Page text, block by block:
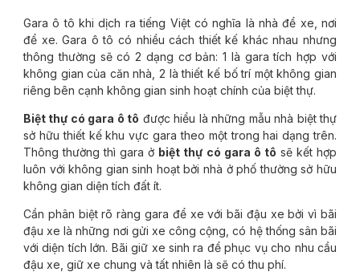
Gara ô tô khi dịch ra tiếng Việt có nghĩa là nhà để xe, nơi
để xe. Gara ô tô có nhiều cách thiết kế khác nhau nhưng
thông thường sẽ có 2 dạng cơ bản: 1 là gara tích hợp với
không gian của căn nhà, 2 là thiết kế bố trí một không gian
riêng bên cạnh không gian sinh hoạt chính của biệt thự.
Biệt thự có gara ô tô được hiểu là những mẫu nhà biệt thự
sở hữu thiết kế khu vực gara theo một trong hai dạng trên.
Thông thường thì gara ở biệt thự có gara ô tô sẽ kết hợp
luôn với không gian sinh hoạt bởi nhà ở phố thường sở hữu
không gian diện tích đất ít.
Cần phân biệt rõ ràng gara để xe với bãi đậu xe bởi vì bãi
đậu xe là những nơi gửi xe công cộng, có hệ thống sân bãi
với diện tích lớn. Bãi giữ xe sinh ra để phục vụ cho nhu cầu
đậu xe, giữ xe chung và tất nhiên là sẽ có thu phí.